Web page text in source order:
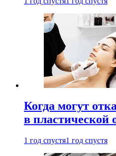
Когда могут
в пластической
1 год спустя1 год спустя